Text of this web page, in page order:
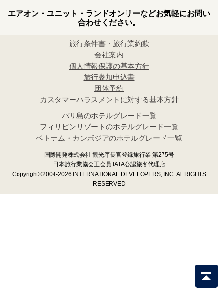
エアオン・ユニット・ランドオンリーなどお気軽にお問い
合わせください。
旅行条件書・旅行業約款
会社案内
個人情報保護の基本方針
旅行参加申込書
団体予約
カスタマーハラスメントに対する基本方針
バリ島のホテルグレード一覧
フィリピンリゾートのホテルグレード一覧
ベトナム・カンボジアのホテルグレード一覧
国際開発株式会社 観光庁長官登録旅行業 第275号
日本旅行業協会正会員 IATA公認旅客代理店
Copyright©2004-2026 INTERNATIONAL DEVELOPERS, INC. All RIGHTS
RESERVED